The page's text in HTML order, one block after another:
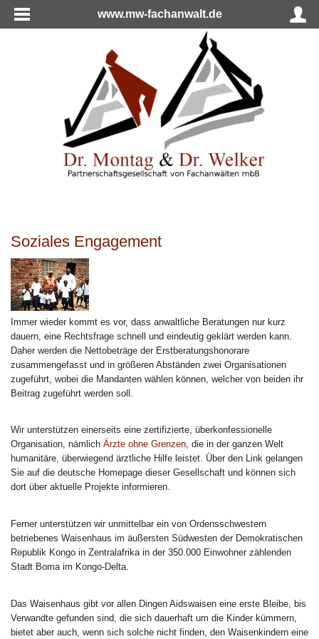
www.mw-fachanwalt.de
Soziales Engagement
Immer wieder kommt es vor, dass anwaltliche Beratungen nur kurz
dauern, eine Rechtsfrage schnell und eindeutig geklärt werden kann.
Daher werden die Nettobeträge der Erstberatungshonorare
zusammengefasst und in größeren Abständen zwei Organisationen
zugeführt, wobei die Mandanten wählen können, welcher von beiden ihr
Beitrag zugeführt werden soll.
Wir unterstützen einerseits eine zertifizierte, überkonfessionelle
Organisation, nämlich Ärzte ohne Grenzen , die in der ganzen Welt
humanitäre, überwiegend ärztliche Hilfe leistet. Über den Link gelangen
Sie auf die deutsche Homepage dieser Gesellschaft und können sich
dort über aktuelle Projekte informieren.
Ferner unterstützen wir unmittelbar ein von Ordensschwestern
betriebenes Waisenhaus im äußersten Südwesten der Demokratischen
Republik Kongo in Zentralafrika in der 350.000 Einwohner zählenden
Stadt Boma im Kongo-Delta.
Das Waisenhaus gibt vor allen Dingen Aidswaisen eine erste Bleibe, bis
Verwandte gefunden sind, die sich dauerhaft um die Kinder kümmern,
bietet aber auch, wenn sich solche nicht finden, den Waisenkindern eine